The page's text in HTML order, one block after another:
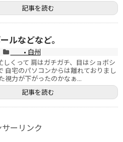
記事を読む
ルなどなど。
• 白州
しくって 肩はガチガチ、目はショボシ
自宅のパソコンからは離れておりまし
視力が下がったのかなぁ...
記事を読む
ーリンク